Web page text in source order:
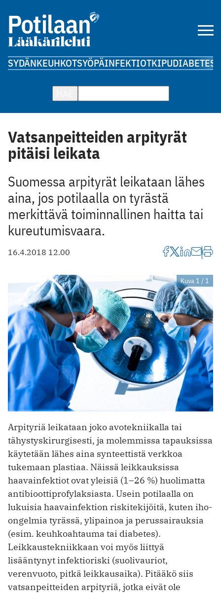
SYDÄNKEUHKOTSYÖPÄINFEKTIOTKIPUDIABETES
Vatsanpeitteiden arpityrät
pitäisi leikata
Suomessa arpityrät leikataan lähes
aina, jos potilaalla on tyrästä
merkittävä toiminnallinen haitta tai
kureutumisvaara.
16.4.2018 12.00
Kuva 1 / 1
Arpityriä leikataan joko avotekniikalla tai
tähystyskirurgisesti, ja molemmissa tapauksissa
käytetään lähes aina synteet­tistä verkkoa
tukemaan plastiaa. Näissä leikkauksissa
haavainfektiot ovat yleisiä (1–26 %) huolimatta
antibioottiprofylak­siasta. Usein potilaalla on
lukuisia haavainfektion riskitekijöitä, kuten iho-
ongelmia tyrässä, ylipainoa ja perussairauksia
(esim. keuhkoahtauma tai diabetes).
Leikkaustekniikkaan voi myös liittyä
lisääntynyt infektioriski (suolivauriot,
verenvuoto, pitkä leikkausaika). Pitääkö siis
vatsanpeitteiden arpityriä, jotka eivät ole